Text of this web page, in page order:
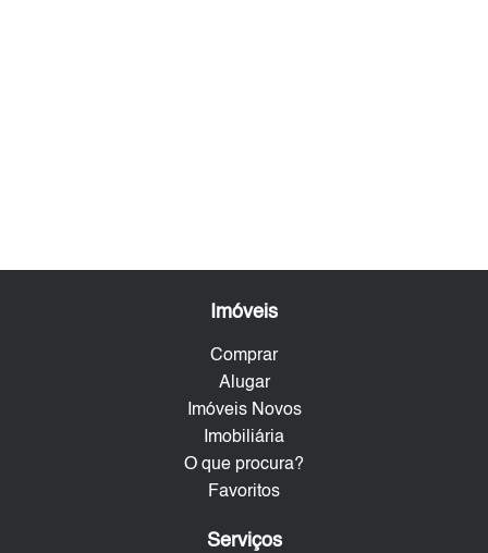
Imóveis
Comprar
Alugar
Imóveis Novos
Imobiliária
O que procura?
Favoritos
Serviços